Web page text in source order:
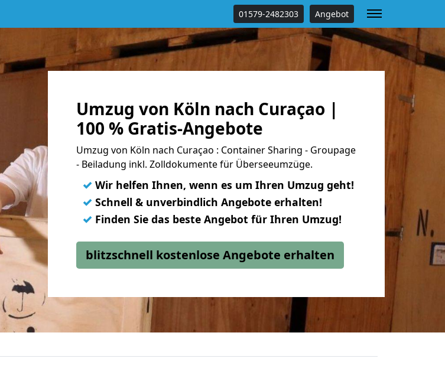
01579-2482303 Angebot
Umzug von Köln nach Curaçao |
100 % Gratis-Angebote
Umzug von Köln nach Curaçao : Container Sharing - Groupage
- Beiladung inkl. Zolldokumente für Überseeumzüge.
✓ Wir helfen Ihnen, wenn es um Ihren Umzug geht!
✓ Schnell & unverbindlich Angebote erhalten!
✓ Finden Sie das beste Angebot für Ihren Umzug!
blitzschnell kostenlose Angebote erhalten